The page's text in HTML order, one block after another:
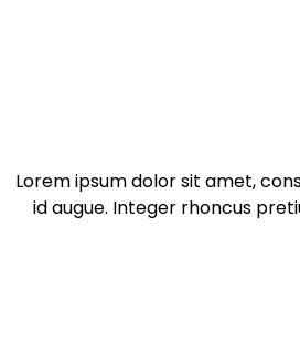
Lorem ipsum dolor sit amet,
id augue. Integer rhoncus